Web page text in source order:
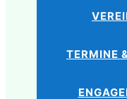
TERMINE